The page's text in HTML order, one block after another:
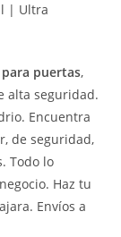
| Ultra
para puertas,
alta seguridad.
Encuentra
de seguridad,
Todo lo
Haz tu
Envíos a